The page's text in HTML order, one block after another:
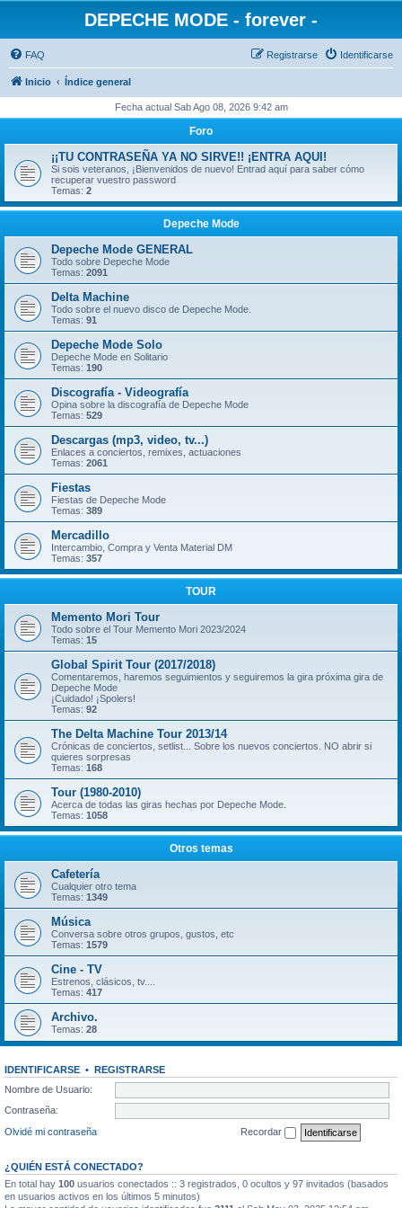
DEPECHE MODE - forever -
FAQ Identificarse
Registrarse
Inicio Índice general
Fecha actual Sab Ago 08, 2026 9:42 am
Foro
¡¡TU CONTRASEÑA YA NO SIRVE!! ¡ENTRA AQUI!
Si sois veteranos, ¡Bienvenidos de nuevo! Entrad aquí para saber cómo
recuperar vuestro password
Temas: 2
Depeche Mode
Depeche Mode GENERAL
Todo sobre Depeche Mode
Temas: 2091
Delta Machine
Todo sobre el nuevo disco de Depeche Mode.
Temas: 91
Depeche Mode Solo
Depeche Mode en Solitario
Temas: 190
Discografía - Videografía
Opina sobre la discografía de Depeche Mode
Temas: 529
Descargas (mp3, video, tv...)
Enlaces a conciertos, remixes, actuaciones
Temas: 2061
Fiestas
Fiestas de Depeche Mode
Temas: 389
Mercadillo
Intercambio, Compra y Venta Material DM
Temas: 357
TOUR
Memento Mori Tour
Todo sobre el Tour Memento Mori 2023/2024
Temas: 15
Global Spirit Tour (2017/2018)
Comentaremos, haremos seguimientos y seguiremos la gira próxima gira de
Depeche Mode
¡Cuidado! ¡Spolers!
Temas: 92
The Delta Machine Tour 2013/14
Crónicas de conciertos, setlist... Sobre los nuevos conciertos. NO abrir si
quieres sorpresas
Temas: 168
Tour (1980-2010)
Acerca de todas las giras hechas por Depeche Mode.
Temas: 1058
Otros temas
Cafetería
Cualquier otro tema
Temas: 1349
Música
Conversa sobre otros grupos, gustos, etc
Temas: 1579
Cine - TV
Estrenos, clásicos, tv....
Temas: 417
Archivo.
Temas: 28
IDENTIFICARSE • REGISTRARSE
Nombre de Usuario:
Contraseña:
Olvidé mi contraseña
Recordar
¿QUIÉN ESTÁ CONECTADO?
En total hay 100 usuarios conectados :: 3 registrados, 0 ocultos y 97 invitados (basados
en usuarios activos en los últimos 5 minutos)